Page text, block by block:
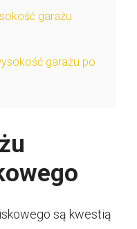
garażu
garażu po
są kwestią